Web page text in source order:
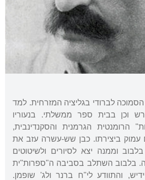
הסמוכה לברודי בגליציה המזרחית. למד
וכן בבית ספר ממשלתי. בנעוריו
הרומנטית הגרמנית והסקנדינבית,
ביצירתו. כבן שש-עשרה עזב את
וממנה יצא לסיורים ולשיטוטים
בלבוב השתלב בסביבה ה"ספרות"ית
והתוודע לי"ח ברנר ולג' שופמן.